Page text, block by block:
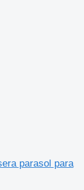
parasol para